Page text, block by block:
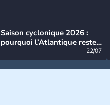
Saison cyclonique 2026 :
pourquoi l’Atlantique reste
22/07